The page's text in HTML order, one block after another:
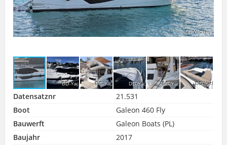
Datensatznr
21.531
Boot
Galeon 460 Fly
Bauwerft
Galeon Boats (PL)
Baujahr
2017